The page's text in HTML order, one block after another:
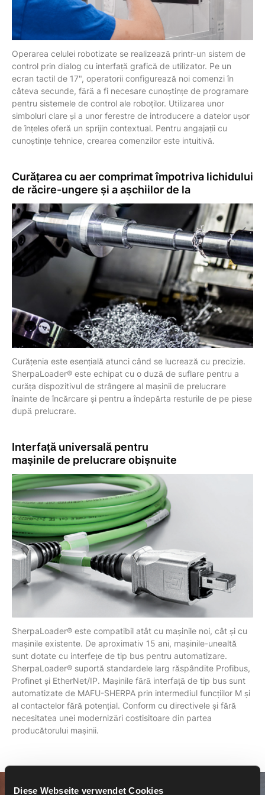
Diese Webseite verwendet Cookies
Operarea celulei robotizate se realizează printr-un sistem de
control prin dialog cu interfață grafică de utilizator. Pe un
ecran tactil de 17", operatorii configurează noi comenzi în
câteva secunde, fără a fi necesare cunoștințe de programare
pentru sistemele de control ale roboților. Utilizarea unor
simboluri clare și a unor ferestre de introducere a datelor ușor
de înțeles oferă un sprijin contextual. Pentru angajații cu
cunoștințe tehnice, crearea comenzilor este intuitivă.
Curățarea cu aer comprimatîmpotriva lichidului
de răcire-ungere și a așchiilor de la
Curățenia este esențială atunci când se lucrează cu precizie.
SherpaLoader® este echipat cu o duză de suflare pentru a
curăța dispozitivul de strângere al mașinii de prelucrare
înainte de încărcare și pentru a îndepărta resturile de pe piese
după prelucrare.
Interfață universală pentru
mașinile de prelucrare obișnuite
SherpaLoader® este compatibil atât cu mașinile noi, cât și cu
mașinile existente. De aproximativ 15 ani, mașinile-unealtă
sunt dotate cu interfețe de tip bus pentru automatizare.
SherpaLoader® suportă standardele larg răspândite Profibus,
Profinet și EtherNet/IP. Mașinile fără interfață de tip bus sunt
automatizate de MAFU-SHERPA prin intermediul funcțiilor M și
al contactelor fără potențial. Conform cu directivele și fără
necesitatea unei modernizări costisitoare din partea
producătorului mașinii.